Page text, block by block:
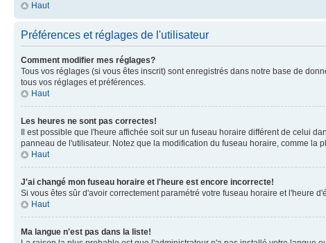
Haut
Préférences et réglages de l'utilisateur
Comment modifier mes réglages?
Tous vos réglages (si vous êtes inscrit) sont enregistrés dans notre base de
tous vos réglages et préférences.
Haut
Les heures ne sont pas correctes!
Il est possible que l'heure affichée soit sur un fuseau horaire différent de celui
panneau de l'utilisateur. Notez que la modification du fuseau horaire, comme la
Haut
J'ai changé mon fuseau horaire et l'heure est encore incorrecte!
Si vous êtes sûr d'avoir correctement paramétré votre fuseau horaire et l'heure
Haut
Ma langue n'est pas dans la liste!